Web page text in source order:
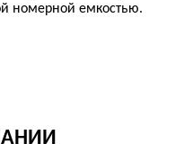
номерной емкостью.